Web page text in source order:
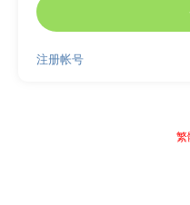
注册帐号
繁